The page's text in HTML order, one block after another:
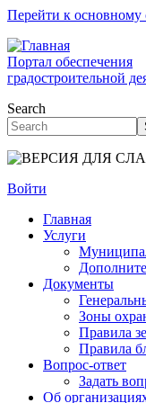
Перейти к
Портал обеспечения
градостроительной
Search
Войти
Главная
Услуги
Документы
Зоны
Правила
Правила
Вопрос-ответ
Задать
Об